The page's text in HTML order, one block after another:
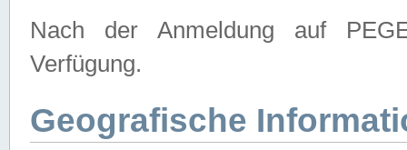
Nach der Anmeldung auf
Verfügung.
Geografische